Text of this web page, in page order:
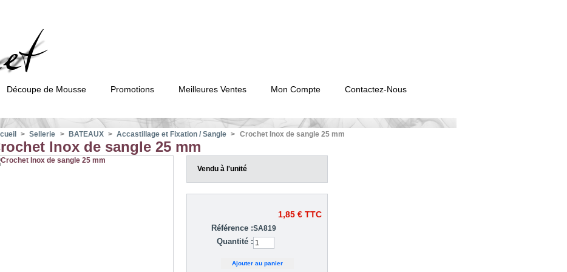
Découpe de Mousse Promotions Meilleures Ventes Mon Compte Contactez-Nous
> Sellerie > BATEAUX > Accastillage et Fixation / Sangle > Crochet Inox de sangle 25 mm
Inox de sangle 25 mm
Vendu à l'unité
1,85 €TTC
Référence :SA819
Quantité :